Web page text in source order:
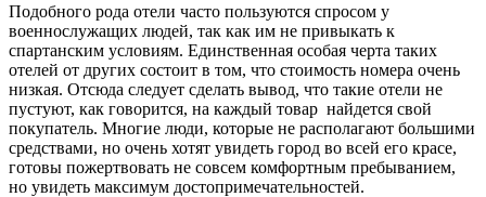
Подобного рода отели часто пользуются спросом у
военнослужащих людей, так как им не привыкать к
спартанским условиям. Единственная особая черта таких
отелей от других состоит в том, что стоимость номера очень
низкая. Отсюда следует сделать вывод, что такие отели не
пустуют, как говорится, на каждый товар найдется свой
покупатель. Многие люди, которые не располагают большими
средствами, но очень хотят увидеть город во всей его красе,
готовы пожертвовать не совсем комфортным пребыванием,
но увидеть максимум достопримечательностей.